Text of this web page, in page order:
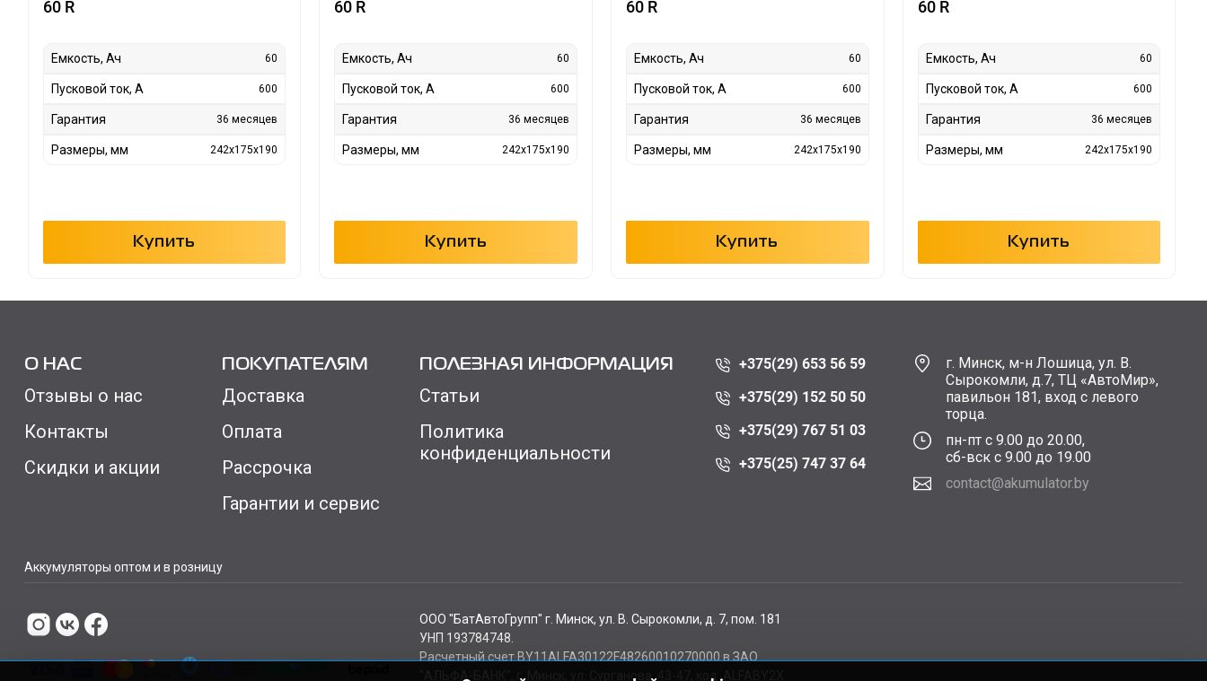
60 R
Емкость, Ач 60
Пусковой ток, А 600
Гарантия 36 месяцев
Размеры, мм 242x175x190
Купить
60 R
Емкость, Ач 60
Пусковой ток, А 600
Гарантия 36 месяцев
Размеры, мм 242x175x190
Купить
60 R
Емкость, Ач 60
Пусковой ток, А 600
Гарантия 36 месяцев
Размеры, мм 242x175x190
Купить
60 R
Емкость, Ач 60
Пусковой ток, А 600
Гарантия 36 месяцев
Размеры, мм 242x175x190
Купить
О НАС
Отзывы о нас
Контакты
Скидки и акции
ПОКУПАТЕЛЯМ
Доставка
Оплата
Рассрочка
Гарантии и сервис
ПОЛЕЗНАЯ ИНФОРМАЦИЯ
Статьи
Политика
конфиденциальности
+375(29) 653 56 59
+375(29) 152 50 50
+375(29) 767 51 03
+375(25) 747 37 64
г. Минск, м-н Лошица, ул. В.
Сырокомли, д.7, ТЦ «АвтоМир»,
павильон 181, вход с левого
торца.
пн-пт с 9.00 до 20.00,
сб-вск с 9.00 до 19.00
contact@akumulator.by
Аккумуляторы оптом и в розницу
ООО "БатАвтоГрупп" г. Минск, ул. В. Сырокомли, д. 7, пом. 181
УНП 193784748.
Расчетный счет BY11ALFA30122F48260010270000 в ЗАО
"АЛЬФА-БАНК", г. Минск, ул. Сурганова, 43-47, код ALFABY2X